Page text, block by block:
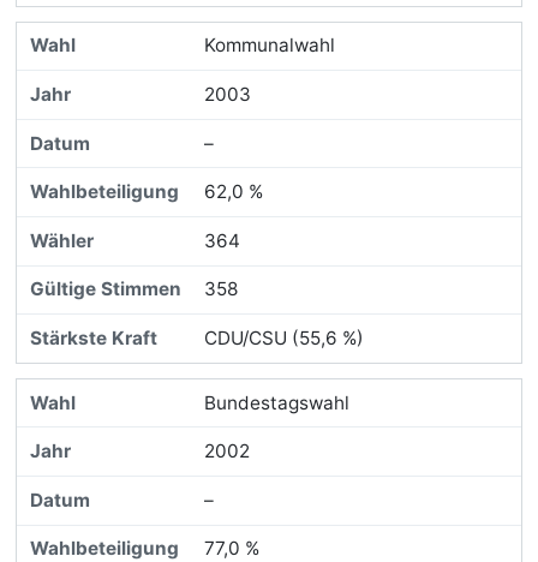
Kommunalwahl
2003
–
62,0 %
364
358
CDU/CSU (55,6 %)
Bundestagswahl
2002
–
77,0 %